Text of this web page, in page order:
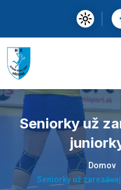
Seniorky už
Domov
Seniorky už